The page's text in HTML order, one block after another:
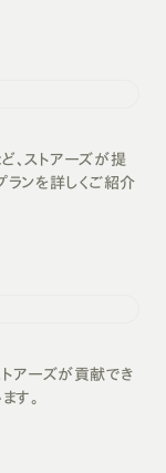
、ストアーズが提
ンを詳しくご紹介
アーズが貢献でき
す。